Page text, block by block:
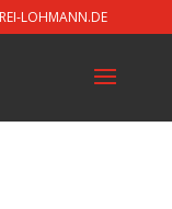
LOHMANN.DE